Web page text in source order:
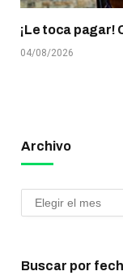
¡Le toca pagar!
04/08/2026
Archivo
Buscar por